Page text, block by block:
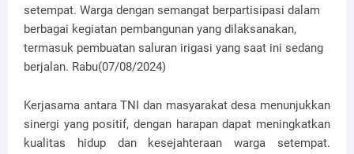
setempat. Warga dengan semangat berpartisipasi dalam
berbagai kegiatan pembangunan yang dilaksanakan,
termasuk pembuatan saluran irigasi yang saat ini sedang
berjalan. Rabu(07/08/2024)
Kerjasama antara TNI dan masyarakat desa menunjukkan
sinergi yang positif, dengan harapan dapat meningkatkan
kualitas hidup dan kesejahteraan warga setempat.